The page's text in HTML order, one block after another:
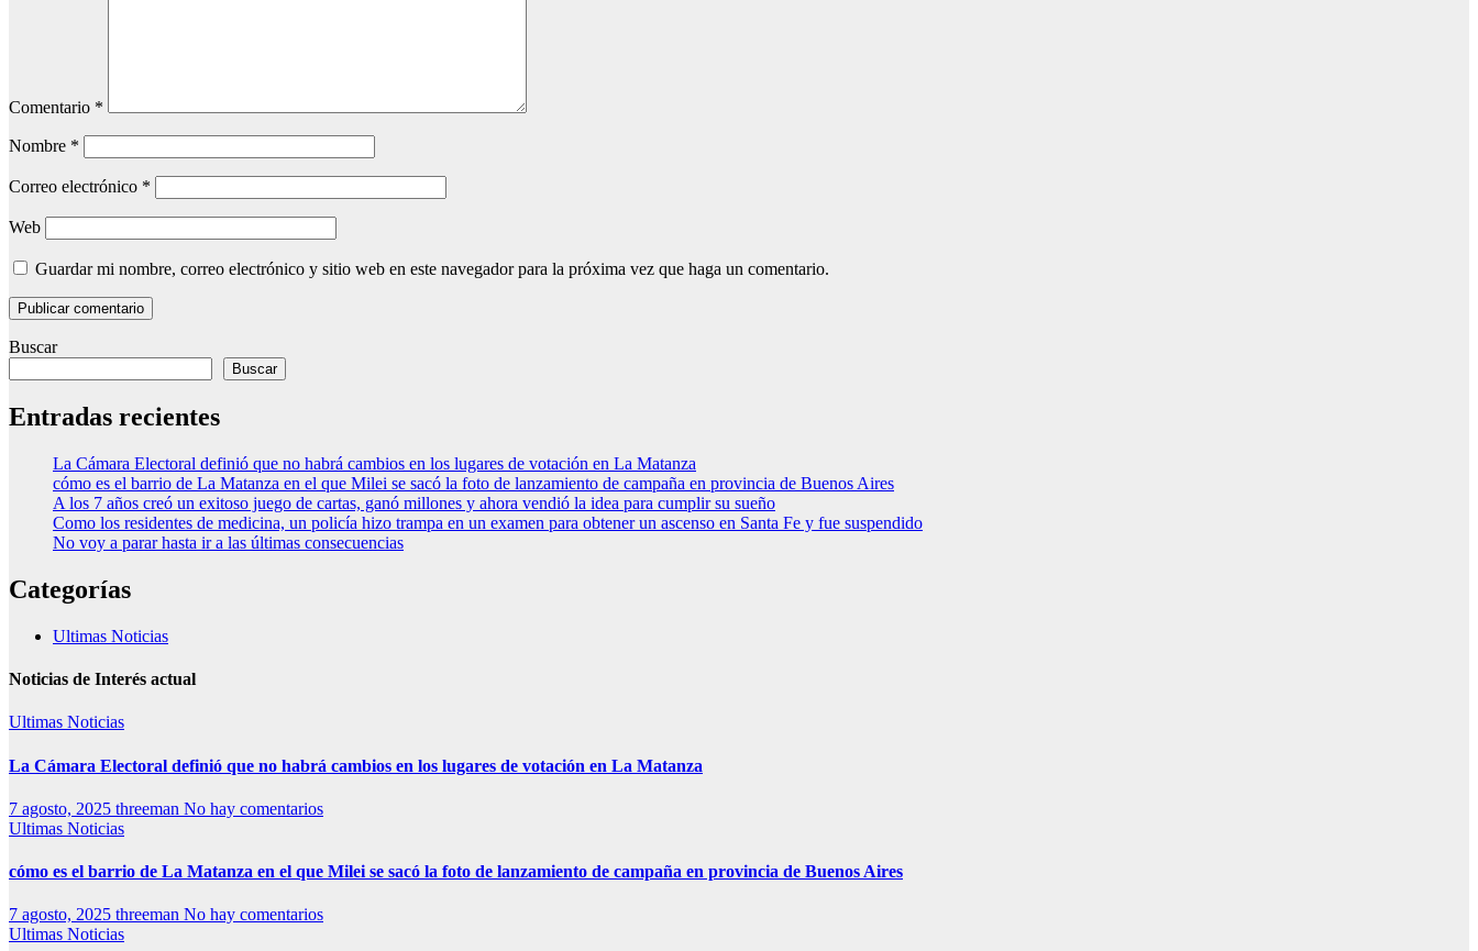
Comentario *
Nombre *
Correo electrónico *
Web
Guardar mi nombre, correo electrónico y sitio web en este navegador para la próxima vez que haga un comentario.
Buscar
Buscar
Entradas recientes
La Cámara Electoral definió que no habrá cambios en los lugares de votación en La Matanza
cómo es el barrio de La Matanza en el que Milei se sacó la foto de lanzamiento de campaña en provincia de Buenos Aires
A los 7 años creó un exitoso juego de cartas, ganó millones y ahora vendió la idea para cumplir su sueño
Como los residentes de medicina, un policía hizo trampa en un examen para obtener un ascenso en Santa Fe y fue suspendido
No voy a parar hasta ir a las últimas consecuencias
Categorías
Ultimas Noticias
Noticias de Interés actual
Ultimas Noticias
La Cámara Electoral definió que no habrá cambios en los lugares de votación en La Matanza
7 agosto, 2025 threeman No hay comentarios
Ultimas Noticias
cómo es el barrio de La Matanza en el que Milei se sacó la foto de lanzamiento de campaña en provincia de Buenos Aires
7 agosto, 2025 threeman No hay comentarios
Ultimas Noticias